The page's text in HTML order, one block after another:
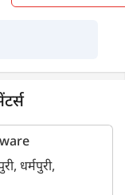
धर्मपुरी,